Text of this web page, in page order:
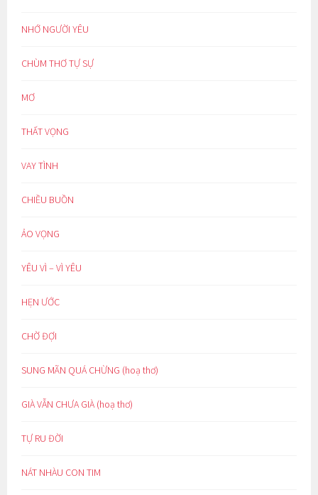
NHỚ NGƯỜI YÊU
CHÙM THƠ TỰ SỰ
MƠ
THẤT VỌNG
VAY TÌNH
CHIỀU BUỒN
ẢO VỌNG
YÊU VÌ – VÌ YÊU
HẸN ƯỚC
CHỜ ĐỢI
SUNG MÃN QUÁ CHỪNG (hoạ thơ)
GIÀ VẪN CHƯA GIÀ (hoạ thơ)
TỰ RU ĐỜI
NÁT NHÀU CON TIM